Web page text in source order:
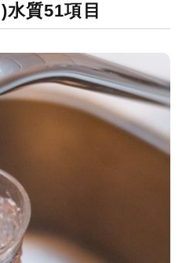
質51項目